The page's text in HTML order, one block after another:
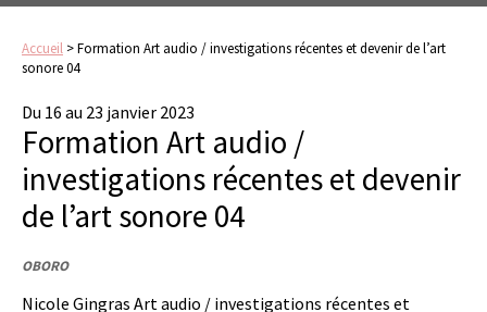
Accueil >Formation Art audio / investigations récentes et devenir de l’art
sonore 04
Du 16 au 23 janvier 2023
Formation Art audio /
investigations récentes et devenir
de l’art sonore 04
OBORO
Nicole Gingras Art audio / investigations récentes et